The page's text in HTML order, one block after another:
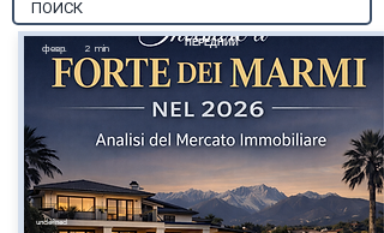
Результатов не найдено
Ничего не найдено.
Попробуйте другой
поисковый запрос.
февр.
ПЕРЕДНИЙ
2 min
undefined